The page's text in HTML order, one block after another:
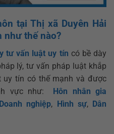
tại Thị xã Duyên Hải
như thế nào?
tư vấn luật uy tín có bề dày
lý, tư vấn pháp luật khắp
uy tín có thế mạnh và được
vực như:
Hôn nhân gia
Doanh nghiệp, Hình sự, Dân